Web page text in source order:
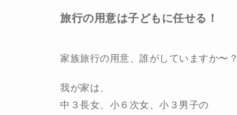
旅行の用意は子どもに任せる！
家族旅行の用意、誰がしていますか〜？
我が家は、
中３長女、小６次女、小３男子の